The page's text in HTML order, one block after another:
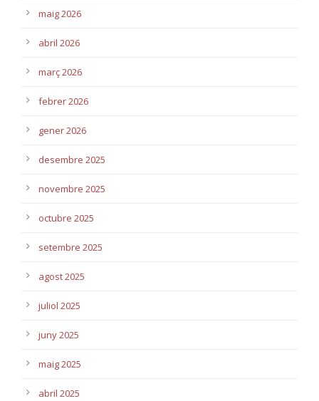
maig 2026
abril 2026
març 2026
febrer 2026
gener 2026
desembre 2025
novembre 2025
octubre 2025
setembre 2025
agost 2025
juliol 2025
juny 2025
maig 2025
abril 2025